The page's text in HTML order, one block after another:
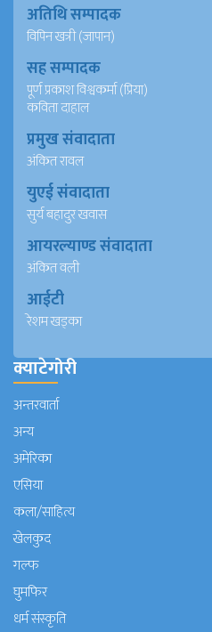
अतिथि सम्पादक
विपिन खत्री (जापान)
सह सम्पादक
पूर्ण प्रकाश विश्वकर्मा (प्रिया)
कविता दाहाल
प्रमुख संवादाता
अंकित रावल
युएई संवादाता
सुर्य बहादुर खवास
आयरल्याण्ड संवादाता
अंकित वली
आईटी
रेशम खड्का
क्याटेगोरी
अन्तरवार्ता
अन्य
अमेरिका
एसिया
कला/साहित्य
खेलकुद
गल्फ
घुमफिर
धर्म संस्कृति